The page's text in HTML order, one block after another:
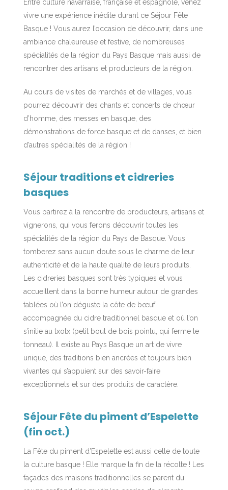
Entre culture navarraise, française et espagnole, venez
vivre une expérience inédite durant ce Séjour Fête
Basque ! Vous aurez l’occasion de découvrir, dans une
ambiance chaleureuse et festive, de nombreuses
spécialités de la région du Pays Basque mais aussi de
rencontrer des artisans et producteurs de la région.
Au cours de visites de marchés et de villages, vous
pourrez découvrir des chants et concerts de chœur
d’homme, des messes en basque, des
démonstrations de force basque et de danses, et bien
d’autres spécialités de la région !
Séjour traditions et cidreries
basques
Vous partirez à la rencontre de producteurs, artisans et
vignerons, qui vous ferons découvrir toutes les
spécialités de la région du Pays de Basque. Vous
tomberez sans aucun doute sous le charme de leur
authenticité et de la haute qualité de leurs produits.
Les cidreries basques sont très typiques et vous
accueillent dans la bonne humeur autour de grandes
tablées où l’on déguste la côte de bœuf
accompagnée du cidre traditionnel basque et où l’on
s’initie au txotx (petit bout de bois pointu, qui ferme le
tonneau). Il existe au Pays Basque un art de vivre
unique, des traditions bien ancrées et toujours bien
vivantes qui s’appuient sur des savoir-faire
exceptionnels et sur des produits de caractère.
Séjour Fête du piment d’Espelette
(fin oct.)
La Fête du piment d’Espelette est aussi celle de toute
la culture basque ! Elle marque la fin de la récolte ! Les
façades des maisons traditionnelles se parent du